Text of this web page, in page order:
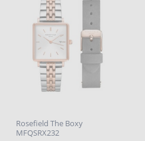
Rosefield The Boxy
MFQSRX232